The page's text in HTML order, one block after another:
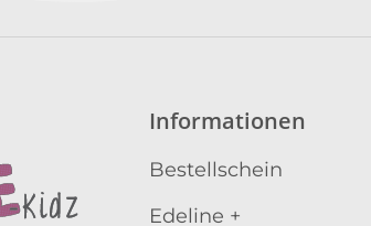
Informationen
Bestellschein
Edeline +